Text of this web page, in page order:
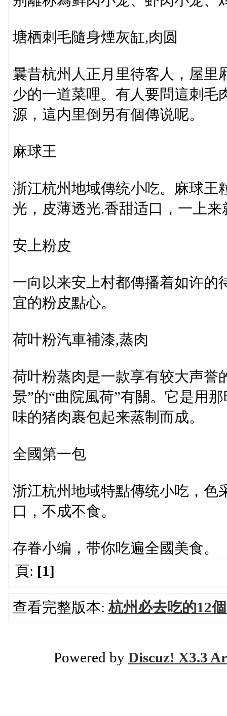
塘栖刺毛隨身煙灰缸,肉圆
曩昔杭州人正月里待客人，屋里
少的一道菜哩。有人要問這刺毛
源，這内里倒另有個傳说呢。
麻球王
浙江杭州地域傳统小吃。麻球王
光，皮薄透光.香甜适口，一上
安上粉皮
一向以来安上村都傳播着如许的
宜的粉皮點心。
荷叶粉汽車補漆,蒸肉
荷叶粉蒸肉是一款享有较大声誉
景”的“曲院風荷”有關。它是用
味的猪肉裹包起来蒸制而成。
全國第一包
浙江杭州地域特點傳统小吃，色
口，不成不食。
存眷小编，带你吃遍全國美食。
頁: [1]
查看完整版本:杭州必去吃的12
Powered by Discuz! X3.3